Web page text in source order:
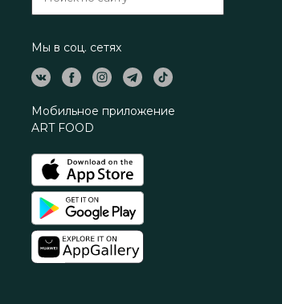
Мы в соц. сетях
Мобильное приложение
ART FOOD